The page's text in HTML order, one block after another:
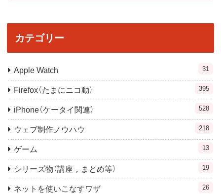
カテゴリー
Apple Watch 31
Firefox（たまにニコ動） 395
iPhone（ケータイ関連） 528
ウェブ制作ノウハウ 218
ゲーム 13
シリーズ物（講座，まとめ等） 19
ネットを使いこなすワザ 26